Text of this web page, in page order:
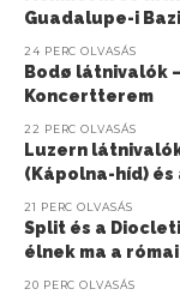
Guadalupe-i
24 PERC OLVASÁS
Bodø látnivalók
Koncertterem
22 PERC OLVASÁS
Luzern
(Kápolna-híd) és
21 PERC OLVASÁS
Split és a
élnek ma a
20 PERC OLVASÁS